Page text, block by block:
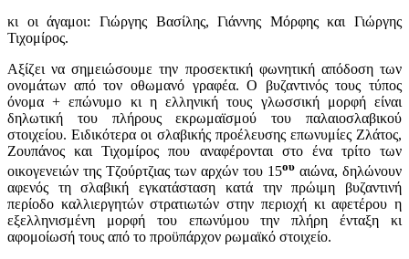
κι οι άγαμοι: Γιώργης Βασίλης, Γιάννης Μόρφης και Γιώργης
Τιχομίρος.
Αξίζει να σημειώσουμε την προσεκτική φωνητική απόδοση των
ονομάτων από τον οθωμανό γραφέα. Ο βυζαντινός τους τύπος
όνομα + επώνυμο κι η ελληνική τους γλωσσική μορφή είναι
δηλωτική του πλήρους εκρωμαϊσμού του παλαιοσλαβικού
στοιχείου. Ειδικότερα οι σλαβικής προέλευσης επωνυμίες Ζλάτος,
Ζουπάνος και Τιχομίρος που αναφέρονται στο ένα τρίτο των
οικογενειών της Τζούρτζιας των αρχών του 15ου αιώνα, δηλώνουν
αφενός τη σλαβική εγκατάσταση κατά την πρώιμη βυζαντινή
περίοδο καλλιεργητών στρατιωτών στην περιοχή κι αφετέρου η
εξελληνισμένη μορφή του επωνύμου την πλήρη ένταξη κι
αφομοίωσή τους από το προϋπάρχον ρωμαϊκό στοιχείο.